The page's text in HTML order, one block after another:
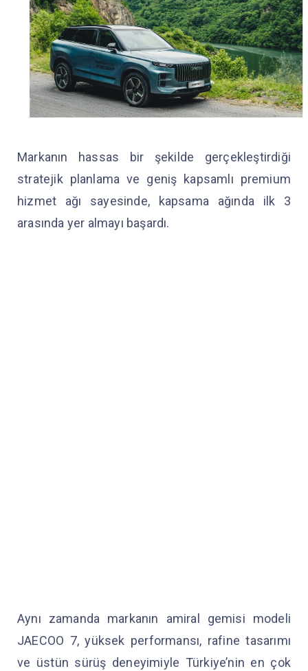
Markanın hassas bir şekilde gerçekleştirdiği
stratejik planlama ve geniş kapsamlı premium
hizmet ağı sayesinde, kapsama ağında ilk 3
arasında yer almayı başardı.
Aynı zamanda markanın amiral gemisi modeli
JAECOO 7, yüksek performansı, rafine tasarımı
ve üstün sürüş deneyimiyle Türkiye’nin en çok